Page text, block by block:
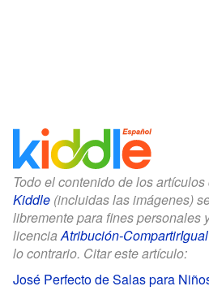
Todo el contenido de los artículos
Kiddle (incluidas las imágenes)
libremente para fines personales
licenciaAtribución-CompartirIgual
lo contrario. Citar este artículo:
José Perfecto de Salas para